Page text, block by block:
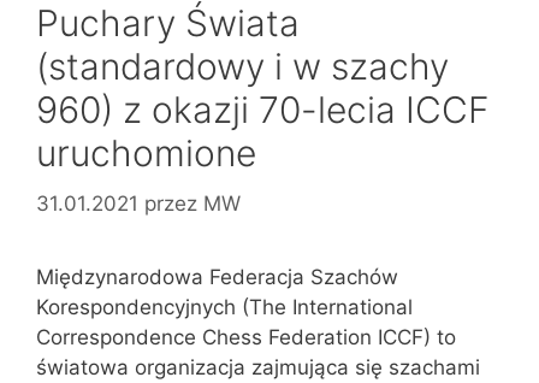
Puchary Świata
(standardowy i w szachy
960) z okazji 70-lecia ICCF
uruchomione
31.01.2021 przez MW
Międzynarodowa Federacja Szachów
Korespondencyjnych (The International
Correspondence Chess Federation ICCF) to
światowa organizacja zajmująca się szachami